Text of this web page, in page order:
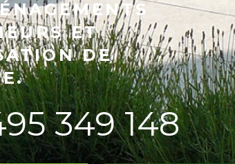
ET
DE
349 148